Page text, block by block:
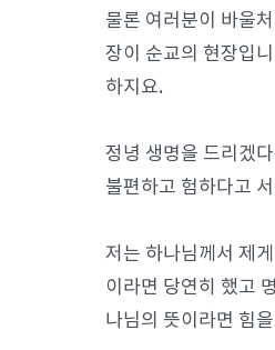
물론 여러분이 바울
장이 순교의 현장입
하지요.
정녕 생명을 드리겠
불편하고 험하다고
저는 하나님께서 제
이라면 당연히 했고
나님의 뜻이라면 힘